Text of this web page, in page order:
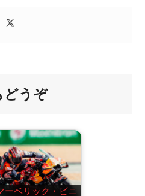
どうぞ
ーベリック・ビニ